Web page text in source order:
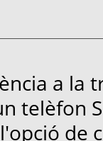
a la
telèfon
de